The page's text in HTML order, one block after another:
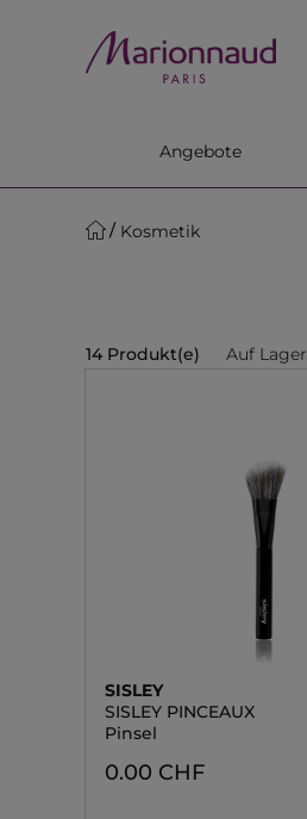
Angebote
Kosmetik
14 Produkt(e) Auf Lager
SISLEY
SISLEY PINCEAUX
Pinsel
0.00 CHF